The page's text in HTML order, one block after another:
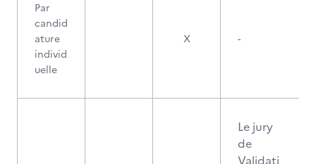
Par
candid
ature
individ
uelle
X -
Le jury
de
Validati